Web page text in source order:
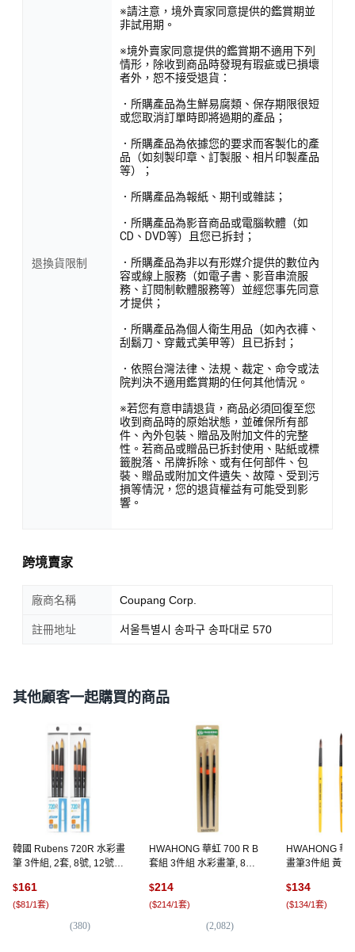
退換貨限制
※請注意，境外賣家同意提供的鑑賞期並
非試用期。
※境外賣家同意提供的鑑賞期不適用下列
情形，除收到商品時發現有瑕疵或已損壞
者外，恕不接受退貨：
．所購產品為生鮮易腐類、保存期限很短
或您取消訂單時即將過期的產品；
．所購產品為依據您的要求而客製化的產
品（如刻製印章、訂製服、相片印製產品
等）；
．所購產品為報紙、期刊或雜誌；
．所購產品為影音商品或電腦軟體（如
CD、DVD等）且您已拆封；
．所購產品為非以有形媒介提供的數位內
容或線上服務（如電子書、影音串流服
務、訂閱制軟體服務等）並經您事先同意
才提供；
．所購產品為個人衛生用品（如內衣褲、
刮鬍刀、穿戴式美甲等）且已拆封；
．依照台灣法律、法規、裁定、命令或法
院判決不適用鑑賞期的任何其他情況。
※若您有意申請退貨，商品必須回復至您
收到商品時的原始狀態，並確保所有部
件、內外包裝、贈品及附加文件的完整
性。若商品或贈品已拆封使用、貼紙或標
籤脫落、吊牌拆除、或有任何部件、包
裝、贈品或附加文件遺失、故障、受到污
損等情況，您的退貨權益有可能受到影
響。
跨境賣家
廠商名稱 Coupang Corp.
註冊地址 서울특별시 송파구 송파대로 570
其他顧客一起購買的商品
韓國 Rubens 720R 水彩畫
筆 3件組, 2套, 8號, 12號,
$161
($81/1套)
(380)
HWAHONG 華虹 700 R B
套組 3件組 水彩畫筆, 8號,
$214
($214/1套)
(2,082)
HWAHONG 華
畫筆3件組 黃色
$134
($134/1套)